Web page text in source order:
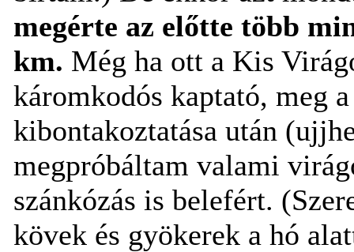
megérte az előtte több
km. Még ha ott a Kis
káromkodós kaptató, meg
kibontakoztatása után
megpróbáltam valami
szánkózás is belefért.
kövek és gyökerek a hó